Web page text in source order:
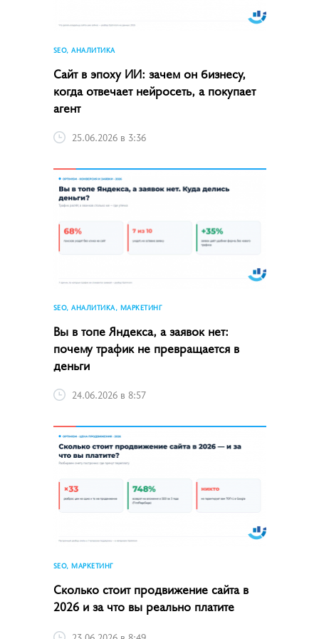
SEO, АНАЛИТИКА
Сайт в эпоху ИИ: зачем он бизнесу,
когда отвечает нейросеть, а покупает
агент
25.06.2026 в 3:36
SEO, АНАЛИТИКА, МАРКЕТИНГ
Вы в топе Яндекса, а заявок нет:
почему трафик не превращается в
деньги
24.06.2026 в 8:57
SEO, МАРКЕТИНГ
Сколько стоит продвижение сайта в
2026 и за что вы реально платите